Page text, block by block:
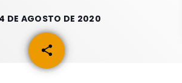
DE AGOSTO DE 2020
share
email